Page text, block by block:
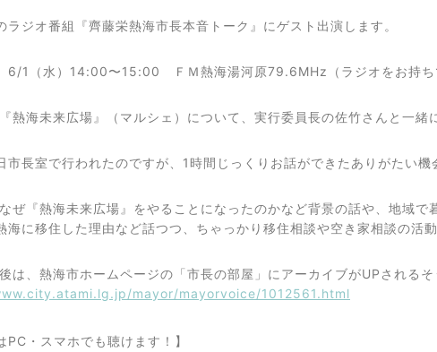
ラジオ番組『齊藤栄熱海市長本音トーク』にゲスト出演します。
6/1（水）14:00〜15:00 ＦＭ熱海湯河原79.6MHz（ラジオをお持ち
熱海未来広場』（マルシェ）について、実行委員長の佐竹さんと一緒
市長室で行われたのですが、1時間じっくりお話ができたありがたい機
ぜ『熱海未来広場』をやることになったのかなど背景の話や、地域
海に移住した理由など話つつ、ちゃっかり移住相談や空き家相談の活
は、熱海市ホームページの「市長の部屋」にアーカイブがUPされるそ
mayor/mayorvoice/1012561.html
PC・スマホでも聴けます！】